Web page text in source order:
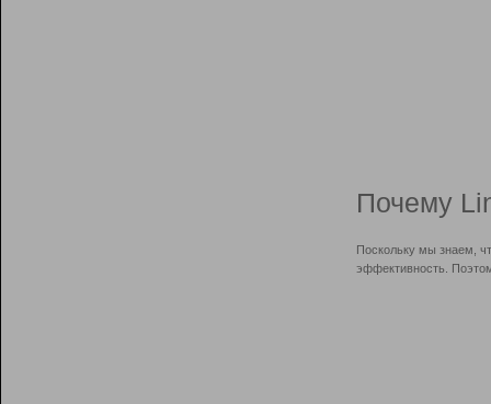
Почему
Поскольку мы знаем,
эффективность.